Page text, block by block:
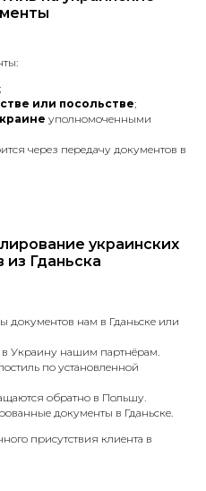
;
или посольстве;
уполномоченными
через передачу документов в
украинских
из Гданьска
документов нам в Гданьске или
Украину нашим партнёрам.
по установленной
обратно в Польшу.
документы в Гданьске.
присутствия клиента в
для
отдел